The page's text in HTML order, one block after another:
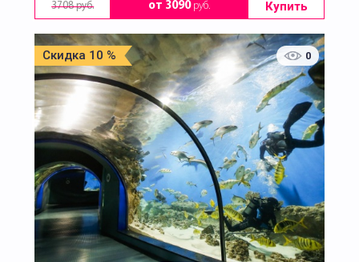
3708 руб. от 3090руб. Купить
Скидка 10 % 0